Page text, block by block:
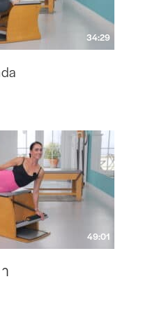
34:29
49:01